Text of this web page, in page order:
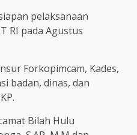
pelaksanaan
RI pada Agustus
Forkopimcam, Kades,
badan, dinas, dan
Bilah Hulu